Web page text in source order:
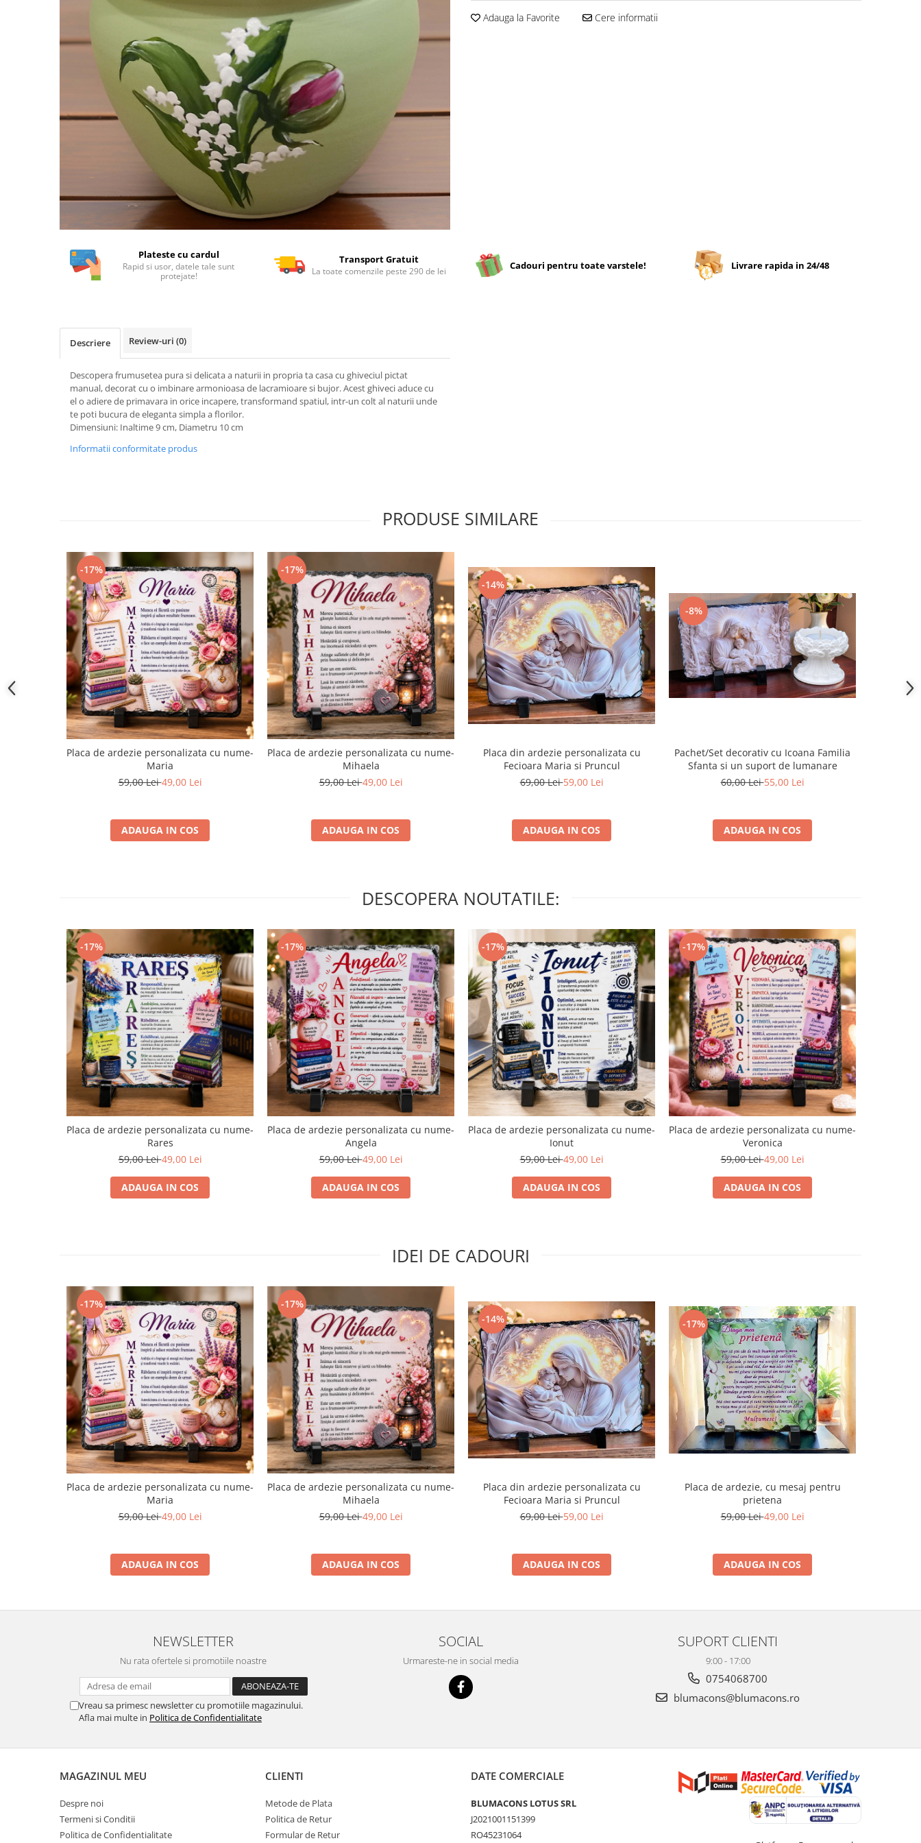
Adauga la Favorite Cere informatii
Plateste cu cardul
Rapid si usor, datele tale sunt
protejate!
Transport Gratuit
La toate comenzile peste 290 de lei Cadouri pentru toate varstele! Livrare rapida in 24/48
Descriere Review-uri (0)
Descopera frumusetea pura si delicata a naturii in propria ta casa cu ghiveciul pictat
manual, decorat cu o imbinare armonioasa de lacramioare si bujor. Acest ghiveci aduce cu
el o adiere de primavara in orice incapere, transformand spatiul, intr-un colt al naturii unde
te poti bucura de eleganta simpla a florilor.
Dimensiuni: Inaltime 9 cm, Diametru 10 cm
Informatii conformitate produs
PRODUSE SIMILARE
-17%
Placa de ardezie personalizata cu nume-
Maria
59,00 Lei49,00 Lei
ADAUGA IN COS
-17%
Placa de ardezie personalizata cu nume-
Mihaela
59,00 Lei49,00 Lei
ADAUGA IN COS
-14%
Placa din ardezie personalizata cu
Fecioara Maria si Pruncul
69,00 Lei59,00 Lei
ADAUGA IN COS
-8%
Pachet/Set decorativ cu Icoana Familia
Sfanta si un suport de lumanare
60,00 Lei55,00 Lei
ADAUGA IN COS
DESCOPERA NOUTATILE:
-17%
Placa de ardezie personalizata cu nume-
Rares
59,00 Lei49,00 Lei
ADAUGA IN COS
-17%
Placa de ardezie personalizata cu nume-
Angela
59,00 Lei49,00 Lei
ADAUGA IN COS
-17%
Placa de ardezie personalizata cu nume-
Ionut
59,00 Lei49,00 Lei
ADAUGA IN COS
-17%
Placa de ardezie personalizata cu nume-
Veronica
59,00 Lei49,00 Lei
ADAUGA IN COS
IDEI DE CADOURI
-17%
Placa de ardezie personalizata cu nume-
Maria
59,00 Lei49,00 Lei
ADAUGA IN COS
-17%
Placa de ardezie personalizata cu nume-
Mihaela
59,00 Lei49,00 Lei
ADAUGA IN COS
-14%
Placa din ardezie personalizata cu
Fecioara Maria si Pruncul
69,00 Lei59,00 Lei
ADAUGA IN COS
-17%
Placa de ardezie, cu mesaj pentru
prietena
59,00 Lei49,00 Lei
ADAUGA IN COS
NEWSLETTER
Nu rata ofertele si promotiile noastre
Vreau sa primesc newsletter cu promotiile magazinului.
Afla mai multe in Politica de Confidentialitate
SOCIAL
Urmareste-ne in social media
SUPORT CLIENTI
9:00 - 17:00
0754068700
blumacons@blumacons.ro
MAGAZINUL MEU
Despre noi
Termeni si Conditii
Politica de Confidentialitate
CLIENTI
Metode de Plata
Politica de Retur
Formular de Retur
DATE COMERCIALE
BLUMACONS LOTUS SRL
J2021001151399
RO45231064